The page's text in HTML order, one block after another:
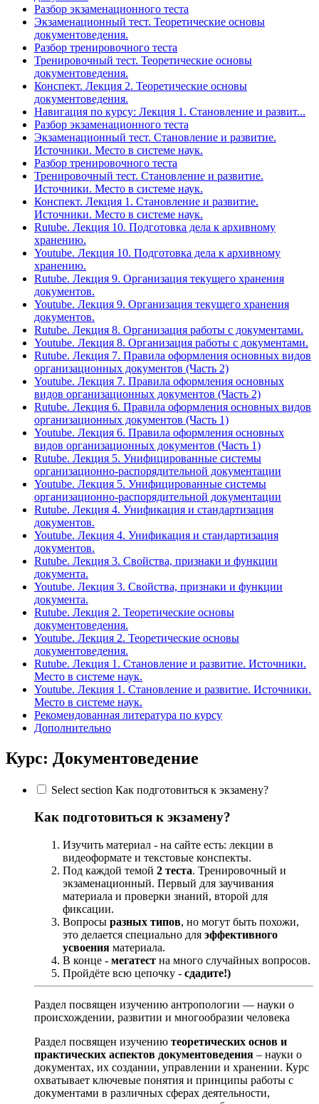
Разбор экзаменационного теста
Экзаменационный тест. Теоретические основы
документоведения.
Разбор тренировочного теста
Тренировочный тест. Теоретические основы
документоведения.
Конспект. Лекция 2. Теоретические основы
документоведения.
Навигация по курсу: Лекция 1. Становление и развит...
Разбор экзаменационного теста
Экзаменационный тест. Становление и развитие.
Источники. Место в системе наук.
Разбор тренировочного теста
Тренировочный тест. Становление и развитие.
Источники. Место в системе наук.
Конспект. Лекция 1. Становление и развитие.
Источники. Место в системе наук.
Rutube. Лекция 10. Подготовка дела к архивному
хранению.
Youtube. Лекция 10. Подготовка дела к архивному
хранению.
Rutube. Лекция 9. Организация текущего хранения
документов.
Youtube. Лекция 9. Организация текущего хранения
документов.
Rutube. Лекция 8. Организация работы с документами.
Youtube. Лекция 8. Организация работы с документами.
Rutube. Лекция 7. Правила оформления основных видов
организационных документов (Часть 2)
Youtube. Лекция 7. Правила оформления основных
видов организационных документов (Часть 2)
Rutube. Лекция 6. Правила оформления основных видов
организационных документов (Часть 1)
Youtube. Лекция 6. Правила оформления основных
видов организационных документов (Часть 1)
Rutube. Лекция 5. Унифицированные системы
организационно-распорядительной документации
Youtube. Лекция 5. Унифицированные системы
организационно-распорядительной документации
Rutube. Лекция 4. Унификация и стандартизация
документов.
Youtube. Лекция 4. Унификация и стандартизация
документов.
Rutube. Лекция 3. Свойства, признаки и функции
документа.
Youtube. Лекция 3. Свойства, признаки и функции
документа.
Rutube. Лекция 2. Теоретические основы
документоведения.
Youtube. Лекция 2. Теоретические основы
документоведения.
Rutube. Лекция 1. Становление и развитие. Источники.
Место в системе наук.
Youtube. Лекция 1. Становление и развитие. Источники.
Место в системе наук.
Рекомендованная литература по курсу
Дополнительно
Курс: Документоведение
Select section Как подготовиться к экзамену?
Как подготовиться к экзамену?
Изучить материал - на сайте есть: лекции в
видеоформате и текстовые конспекты.
Под каждой темой 2 теста. Тренировочный и
экзаменационный. Первый для заучивания
материала и проверки знаний, второй для
фиксации.
Вопросы разных типов, но могут быть похожи,
это делается специально для эффективного
усвоения материала.
В конце - мегатест на много случайных вопросов.
Пройдёте всю цепочку - сдадите!)
Раздел посвящен изучению антропологии — науки о
происхождении, развитии и многообразии человека
Раздел посвящен изучению теоретических основ и
практических аспектов документоведения – науки о
документах, их создании, управлении и хранении. Курс
охватывает ключевые понятия и принципы работы с
документами в различных сферах деятельности,